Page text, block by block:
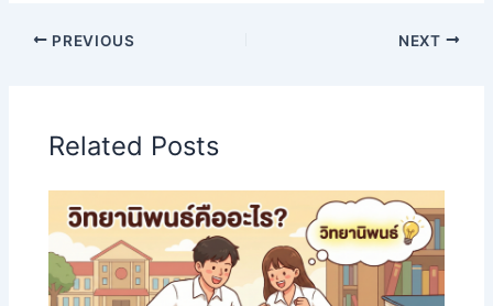
PREVIOUS NEXT
Related Posts